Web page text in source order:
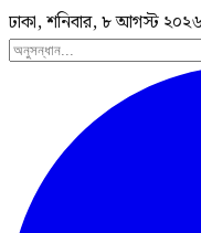
ঢাকা, শনিবার, ৮ আগস্ট ২০২৬